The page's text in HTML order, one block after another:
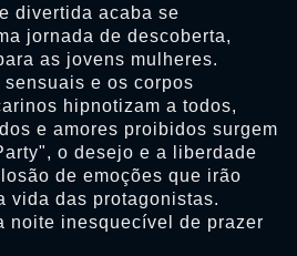
divertida acaba se
jornada de descoberta,
as jovens mulheres.
e os corpos
hipnotizam a todos,
e amores proibidos surgem
o desejo e a liberdade
de emoções que irão
vida das protagonistas.
noite inesquecível de prazer